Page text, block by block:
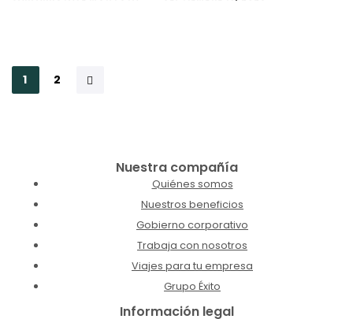
1 2
Nuestra compañía
Quiénes somos
Nuestros beneficios
Gobierno corporativo
Trabaja con nosotros
Viajes para tu empresa
Grupo Éxito
Información legal